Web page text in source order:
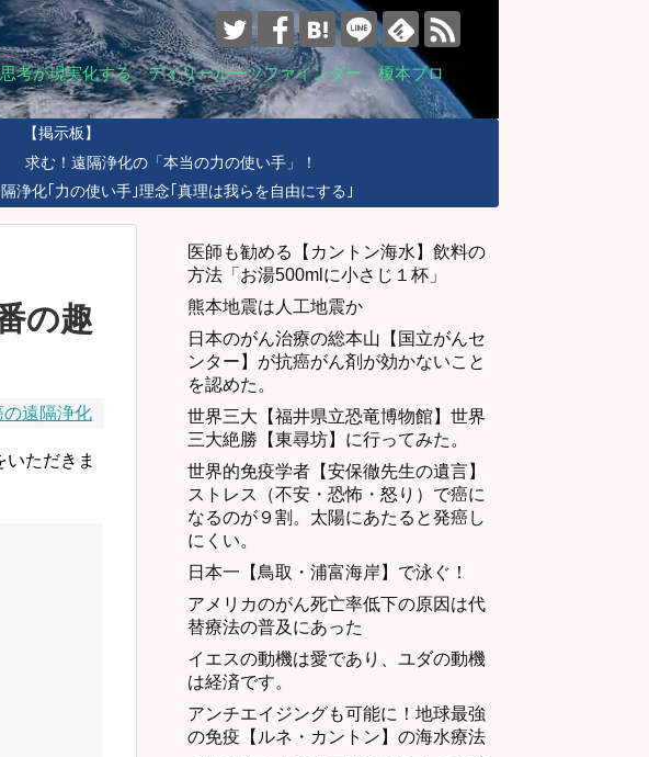
考が現実化する。デイリールーツファインダー 榎本ブロ
【掲示板】
求む！遠隔浄化の「本当の力の使い手」！
浄化｢力の使い手｣理念｢真理は我らを自由にする｣
の趣
の遠隔浄化
いただきま
医師も勧める【カントン海水】飲料の
方法「お湯500mlに小さじ１杯」
熊本地震は人工地震か
日本のがん治療の総本山【国立がんセ
ンター】が抗癌がん剤が効かないこと
を認めた。
世界三大【福井県立恐竜博物館】世界
三大絶勝【東尋坊】に行ってみた。
世界的免疫学者【安保徹先生の遺言】
ストレス（不安・恐怖・怒り）で癌に
なるのが９割。太陽にあたると発癌し
にくい。
日本一【鳥取・浦富海岸】で泳ぐ！
アメリカのがん死亡率低下の原因は代
替療法の普及にあった
イエスの動機は愛であり、ユダの動機
は経済です。
アンチエイジングも可能に！地球最強
の免疫【ルネ・カントン】の海水療法